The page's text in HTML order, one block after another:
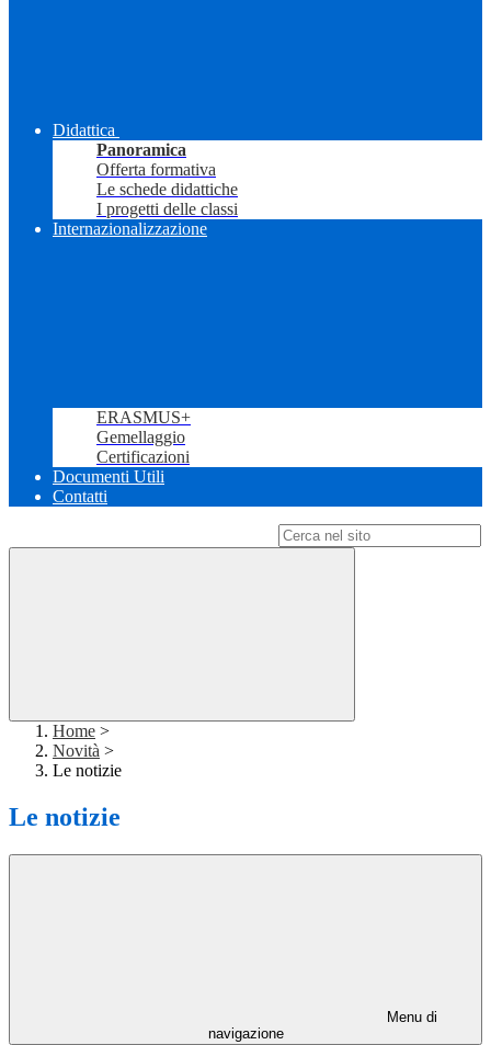
Didattica
Panoramica
Offerta formativa
Le schede didattiche
I progetti delle classi
Internazionalizzazione
ERASMUS+
Gemellaggio
Certificazioni
Documenti Utili
Contatti
Home >
Novità >
Le notizie
Le notizie
Menu di
navigazione